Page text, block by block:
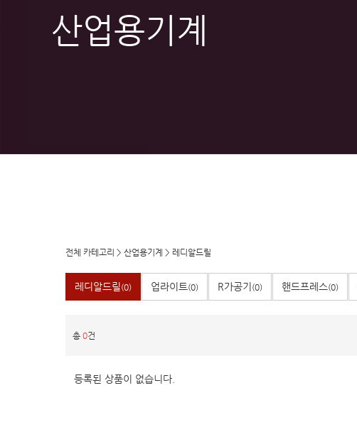
산업용기계
전체 카테고리 > 산업용기계 > 레디알드릴
레디알드릴(0) 업라이트 (0) R가공기 (0) 핸드프레스(0)
총 0건
등록된 상품이 없습니다.